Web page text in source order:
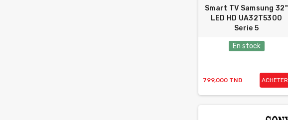
Smart TV Samsung 32"
LED HD UA32T5300
Serie 5
En stock
799,000 TND ACHETER